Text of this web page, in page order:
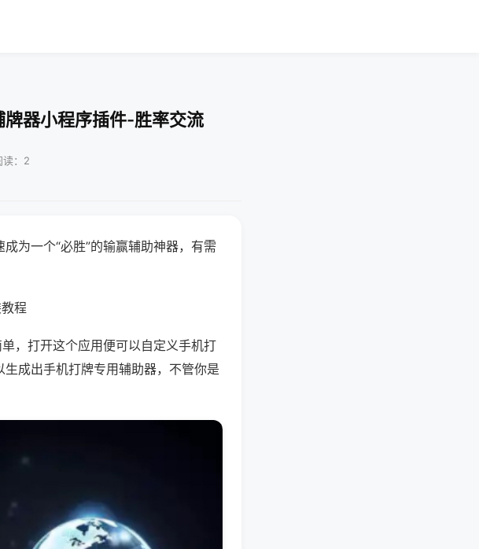
器小程序插件-胜率交流
：2
为一个“必胜”的输赢辅助神器，有需
程
，打开这个应用便可以自定义手机打
成出手机打牌专用辅助器，不管你是